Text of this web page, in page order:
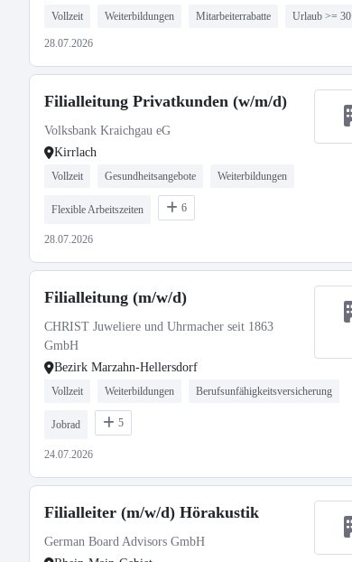
Vollzeit Weiterbildungen Mitarbeiterrabatte Urlaub >= 30
28.07.2026
Filialleitung Privatkunden (w/m/d)
Volksbank Kraichgau eG
Kirrlach
Vollzeit Gesundheitsangebote Weiterbildungen
Flexible Arbeitszeiten 6
28.07.2026
Filialleitung (m/w/d)
CHRIST Juweliere und Uhrmacher seit 1863
GmbH
Bezirk Marzahn-Hellersdorf
Vollzeit Weiterbildungen Berufsunfähigkeitsversicherung
Jobrad 5
24.07.2026
Filialleiter (m/w/d) Hörakustik
German Board Advisors GmbH